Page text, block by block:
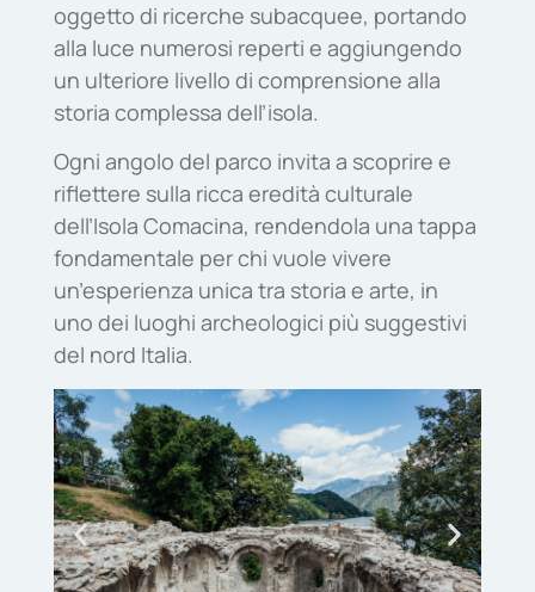
oggetto di ricerche subacquee, portando
alla luce numerosi reperti e aggiungendo
un ulteriore livello di comprensione alla
storia complessa dell’isola.
Ogni angolo del parco invita a scoprire e
riflettere sulla ricca eredità culturale
dell’Isola Comacina, rendendola una tappa
fondamentale per chi vuole vivere
un’esperienza unica tra storia e arte, in
uno dei luoghi archeologici più suggestivi
del nord Italia.